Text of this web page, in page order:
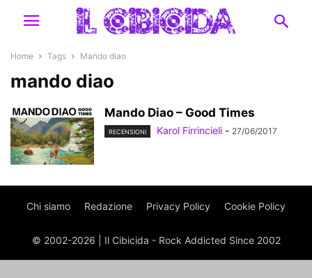
Home Tags Mando diao
mando diao
Mando Diao – Good Times
RECENSIONI Karol Firrincieli - 27/06/2017
Chi siamo Redazione Privacy Policy Cookie Policy
© 2002-2026 | Il Cibicida - Rock Addicted Since 2002